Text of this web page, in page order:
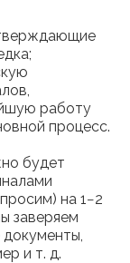
работу
процесс.
будет
на 1−2
заверяем
и т. д.